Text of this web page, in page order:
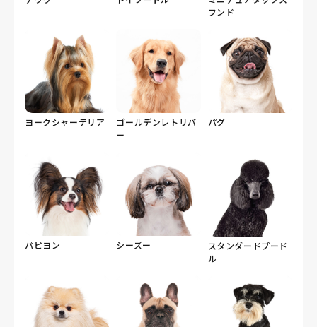
フンド
ヨークシャーテリア
ゴールデンレトリバ
ー
パグ
パピヨン シーズー
スタンダードプード
ル